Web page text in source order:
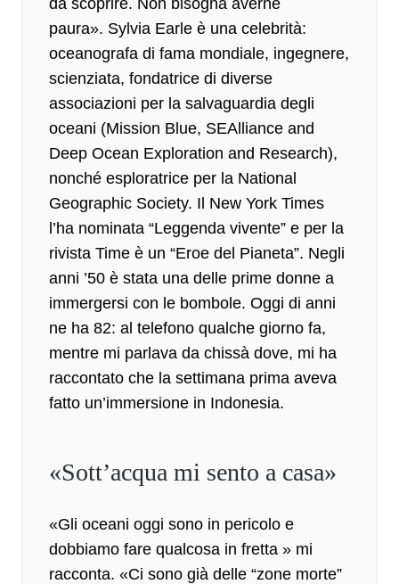
paura». Sylvia Earle è una celebrità:
oceanografa di fama mondiale, ingegnere,
scienziata, fondatrice di diverse
associazioni per la salvaguardia degli
oceani (Mission Blue, SEAlliance and
Deep Ocean Exploration and Research),
nonché esploratrice per la National
Geographic Society. Il New York Times
l’ha nominata “Leggenda vivente” e per la
rivista Time è un “Eroe del Pianeta”. Negli
anni ’50 è stata una delle prime donne a
immergersi con le bombole. Oggi di anni
ne ha 82: al telefono qualche giorno fa,
mentre mi parlava da chissà dove, mi ha
raccontato che la settimana prima aveva
fatto un’immersione in Indonesia.
«Sott’acqua mi sento a casa»
«Gli oceani oggi sono in pericolo e
dobbiamo fare qualcosa in fretta » mi
racconta. «Ci sono già delle “zone morte”